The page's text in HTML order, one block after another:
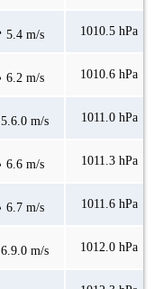
5.4 m/s 1010.5 hPa
6.2 m/s 1010.6 hPa
5.6.0 m/s 1011.0 hPa
6.6 m/s 1011.3 hPa
6.7 m/s 1011.6 hPa
6.9.0 m/s 1012.0 hPa